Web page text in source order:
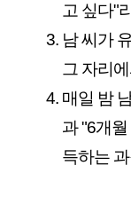
고 싶다"
남 씨가
그 자리
매일 밤
과 "6개
득하는